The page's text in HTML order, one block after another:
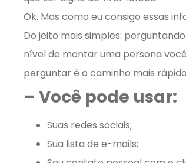
Ok. Mas como eu consigo essas
Do jeito mais simples:
nível de montar uma persona
perguntar é o caminho mais
– Você pode usar:
Suas redes sociais;
Sua lista de e-mails;